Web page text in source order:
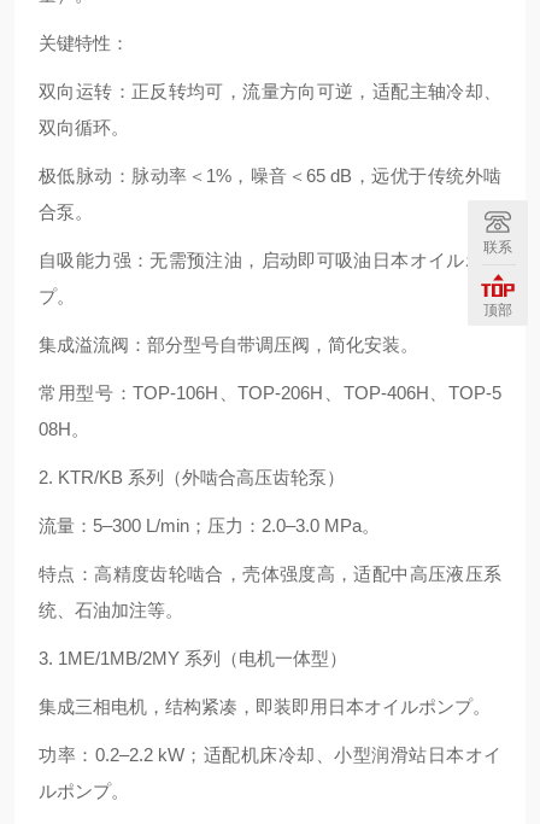
关键特性：
双向运转：正反转均可，流量方向可逆，适配主轴冷却、
双向循环。
极低脉动：脉动率＜1%，噪音＜65 dB，远优于传统外啮
合泵。
自吸能力强：无需预注油，启动即可吸油日本オイルポン
プ。
集成溢流阀：部分型号自带调压阀，简化安装。
常用型号：TOP-106H、TOP-206H、TOP-406H、TOP-5
08H。
2. KTR/KB 系列（外啮合高压齿轮泵）
流量：5–300 L/min；压力：2.0–3.0 MPa。
特点：高精度齿轮啮合，壳体强度高，适配中高压液压系
统、石油加注等。
3. 1ME/1MB/2MY 系列（电机一体型）
集成三相电机，结构紧凑，即装即用日本オイルポンプ。
功率：0.2–2.2 kW；适配机床冷却、小型润滑站日本オイ
ルポンプ。
联系
顶部